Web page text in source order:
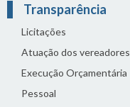
Transparência
Licitações
Atuação dos vereadores
Execução Orçamentária
Pessoal